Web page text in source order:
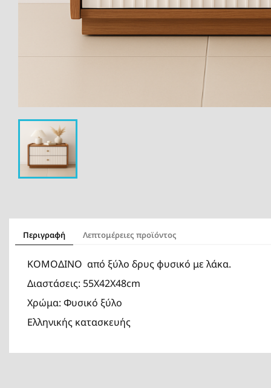
Περιγραφή Λεπτομέρειες προϊόντος
ΚΟΜΟΔΙΝΟ από ξύλο δρυς φυσικό με λάκα.
Διαστάσεις: 55Χ42Χ48cm
Χρώμα: Φυσικό ξύλο
Ελληνικής κατασκευής